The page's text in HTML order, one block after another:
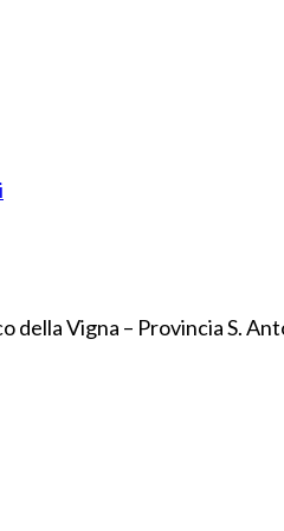
della Vigna – Provincia S.